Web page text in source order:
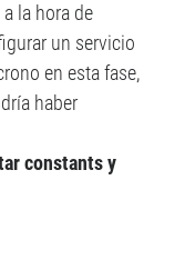
la hora de
un servicio
en esta fase,
haber
constants y